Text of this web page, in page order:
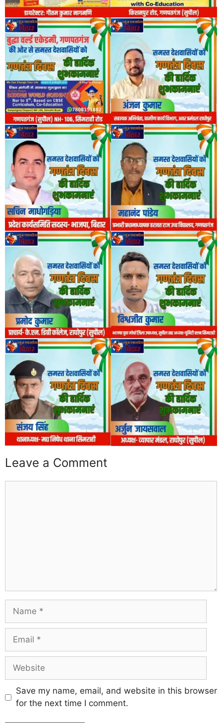
Leave a Comment
Save my name, email, and website in this browser
for the next time I comment.